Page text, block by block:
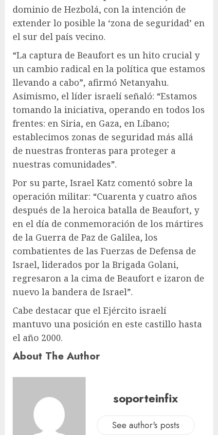
dominio de Hezbolá, con la intención de
extender lo posible la ‘zona de seguridad’ en
el sur del país vecino.
“La captura de Beaufort es un hito crucial y
un cambio radical en la política que estamos
llevando a cabo”, afirmó Netanyahu.
Asimismo, el líder israelí señaló: “Estamos
tomando la iniciativa, operando en todos los
frentes: en Siria, en Gaza, en Líbano;
establecimos zonas de seguridad más allá
de nuestras fronteras para proteger a
nuestras comunidades”.
Por su parte, Israel Katz comentó sobre la
operación militar: “Cuarenta y cuatro años
después de la heroica batalla de Beaufort, y
en el día de conmemoración de los mártires
de la Guerra de Paz de Galilea, los
combatientes de las Fuerzas de Defensa de
Israel, liderados por la Brigada Golani,
regresaron a la cima de Beaufort e izaron de
nuevo la bandera de Israel”.
Cabe destacar que el Ejército israelí
mantuvo una posición en este castillo hasta
el año 2000.
About The Author
soporteinfix
See author's posts